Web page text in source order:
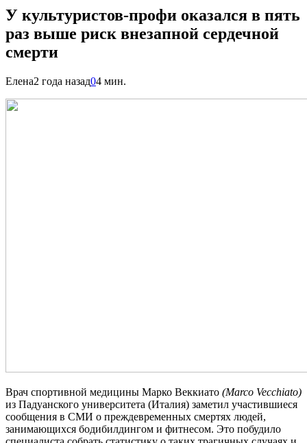
У культуристов-профи оказался в пять
раз выше риск внезапной сердечной
смерти
Елена2 года назад04 мин.
Врач спортивной медицины Марко Веккиато (Marco Vecchiato)
из Падуанского университета (Италия) заметил участившиеся
сообщения в СМИ о преждевременных смертях людей,
занимающихся бодибилдингом и фитнесом. Это побудило